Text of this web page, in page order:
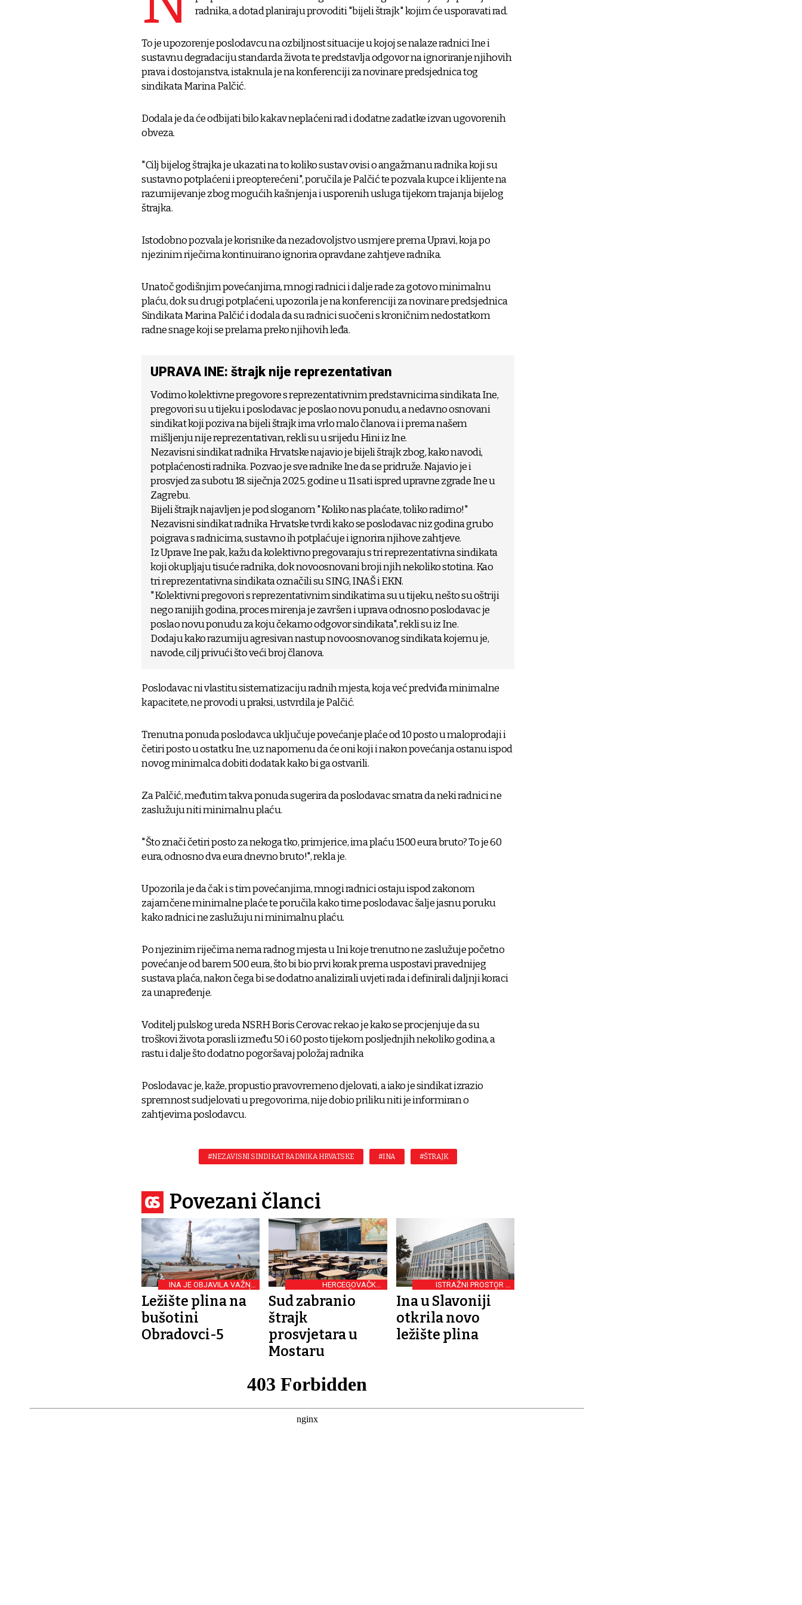
radnika, a dotad planiraju provoditi "bijeli štrajk" kojim će usporavati rad.
To je upozorenje poslodavcu na ozbiljnost situacije u kojoj se nalaze radnici Ine i
sustavnu degradaciju standarda života te predstavlja odgovor na ignoriranje njihovih
prava i dostojanstva, istaknula je na konferenciji za novinare predsjednica tog
sindikata Marina Palčić.
Dodala je da će odbijati bilo kakav neplaćeni rad i dodatne zadatke izvan ugovorenih
obveza.
"Cilj bijelog štrajka je ukazati na to koliko sustav ovisi o angažmanu radnika koji su
sustavno potplaćeni i preopterećeni", poručila je Palčić te pozvala kupce i klijente na
razumijevanje zbog mogućih kašnjenja i usporenih usluga tijekom trajanja bijelog
štrajka.
Istodobno pozvala je korisnike da nezadovoljstvo usmjere prema Upravi, koja po
njezinim riječima kontinuirano ignorira opravdane zahtjeve radnika.
Unatoč godišnjim povećanjima, mnogi radnici i dalje rade za gotovo minimalnu
plaću, dok su drugi potplaćeni, upozorila je na konferenciji za novinare predsjednica
Sindikata Marina Palčić i dodala da su radnici suočeni s kroničnim nedostatkom
radne snage koji se prelama preko njihovih leđa.
UPRAVA INE: štrajk nije reprezentativan
Vodimo kolektivne pregovore s reprezentativnim predstavnicima sindikata Ine,
pregovori su u tijeku i poslodavac je poslao novu ponudu, a nedavno osnovani
sindikat koji poziva na bijeli štrajk ima vrlo malo članova i i prema našem
mišljenju nije reprezentativan, rekli su u srijedu Hini iz Ine.
Nezavisni sindikat radnika Hrvatske najavio je bijeli štrajk zbog, kako navodi,
potplaćenosti radnika. Pozvao je sve radnike Ine da se pridruže. Najavio je i
prosvjed za subotu 18. siječnja 2025. godine u 11 sati ispred upravne zgrade Ine u
Zagrebu.
Bijeli štrajk najavljen je pod sloganom "Koliko nas plaćate, toliko radimo!"
Nezavisni sindikat radnika Hrvatske tvrdi kako se poslodavac niz godina grubo
poigrava s radnicima, sustavno ih potplaćuje i ignorira njihove zahtjeve.
Iz Uprave Ine pak, kažu da kolektivno pregovaraju s tri reprezentativna sindikata
koji okupljaju tisuće radnika, dok novoosnovani broji njih nekoliko stotina. Kao
tri reprezentativna sindikata označili su SING, INAŠ i EKN.
"Kolektivni pregovori s reprezentativnim sindikatima su u tijeku, nešto su oštriji
nego ranijih godina, proces mirenja je završen i uprava odnosno poslodavac je
poslao novu ponudu za koju čekamo odgovor sindikata", rekli su iz Ine.
Dodaju kako razumiju agresivan nastup novoosnovanog sindikata kojemu je,
navode, cilj privući što veći broj članova.
Poslodavac ni vlastitu sistematizaciju radnih mjesta, koja već predviđa minimalne
kapacitete, ne provodi u praksi, ustvrdila je Palčić.
Trenutna ponuda poslodavca uključuje povećanje plaće od 10 posto u maloprodaji i
četiri posto u ostatku Ine, uz napomenu da će oni koji i nakon povećanja ostanu ispod
novog minimalca dobiti dodatak kako bi ga ostvarili.
Za Palčić, međutim takva ponuda sugerira da poslodavac smatra da neki radnici ne
zaslužuju niti minimalnu plaću.
"Što znači četiri posto za nekoga tko, primjerice, ima plaću 1500 eura bruto? To je 60
eura, odnosno dva eura dnevno bruto!", rekla je.
Upozorila je da čak i s tim povećanjima, mnogi radnici ostaju ispod zakonom
zajamčene minimalne plaće te poručila kako time poslodavac šalje jasnu poruku
kako radnici ne zaslužuju ni minimalnu plaću.
Po njezinim riječima nema radnog mjesta u Ini koje trenutno ne zaslužuje početno
povećanje od barem 500 eura, što bi bio prvi korak prema uspostavi pravednijeg
sustava plaća, nakon čega bi se dodatno analizirali uvjeti rada i definirali daljnji koraci
za unapređenje.
Voditelj pulskog ureda NSRH Boris Cerovac rekao je kako se procjenjuje da su
troškovi života porasli između 50 i 60 posto tijekom posljednjih nekoliko godina, a
rastu i dalje što dodatno pogoršavaj položaj radnika
Poslodavac je, kaže, propustio pravovremeno djelovati, a iako je sindikat izrazio
spremnost sudjelovati u pregovorima, nije dobio priliku niti je informiran o
zahtjevima poslodavcu.
#NEZAVISNI SINDIKAT RADNIKA HRVATSKE #INA #ŠTRAJK
Povezani članci
INA JE OBJAVILA VAŽNO
OTKRIĆE
Ležište plina na
bušotini
Obradovci-5
HERCEGOVAČKO-
NERETVANSKA ŽUPANIJA
Sud zabranio
štrajk
prosvjetara u
Mostaru
ISTRAŽNI PROSTOR U
VIROVITIČKO-
PODRAVSKOJ ŽUPANIJI
Ina u Slavoniji
otkrila novo
ležište plina